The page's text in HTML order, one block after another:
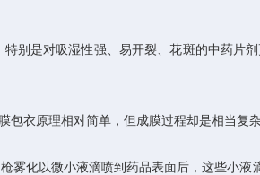
别是对吸湿性强、易开裂、花斑的中药片
衣原理相对简单，但成膜过程却是相当复杂
化以微小液滴喷到药品表面后，这些小液